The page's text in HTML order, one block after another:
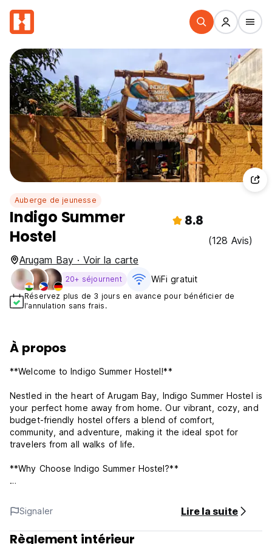
Auberge de jeunesse
Indigo Summer
Hostel
8.8
(128 Avis)
Arugam Bay · Voir la carte
20+ séjournent WiFi gratuit
Réservez plus de 3 jours en avance pour bénéficier de
l'annulation sans frais.
À propos
**Welcome to Indigo Summer Hostel!**
Nestled in the heart of Arugam Bay, Indigo Summer Hostel is
your perfect home away from home. Our vibrant, cozy, and
budget-friendly hostel offers a blend of comfort,
community, and adventure, making it the ideal spot for
travelers from all walks of life.
**Why Choose Indigo Summer Hostel?**
town of Arugam Bay and just 100 meters from the beach,
you’ll never run out of things to do and see.
**Comfortable Accommodations:** Our dormitories and
Signaler Lire la suite
Règlement intérieur